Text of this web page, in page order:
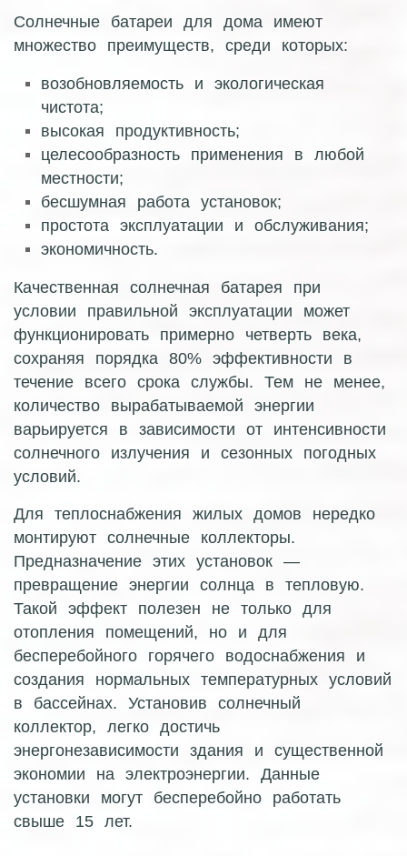
Солнечные батареи для дома имеют
множество преимуществ, среди которых:
возобновляемость и экологическая
чистота;
высокая продуктивность;
целесообразность применения в любой
местности;
бесшумная работа установок;
простота эксплуатации и обслуживания;
экономичность.
Качественная солнечная батарея при
условии правильной эксплуатации может
функционировать примерно четверть века,
сохраняя порядка 80% эффективности в
течение всего срока службы. Тем не менее,
количество вырабатываемой энергии
варьируется в зависимости от интенсивности
солнечного излучения и сезонных погодных
условий.
Для теплоснабжения жилых домов нередко
монтируют солнечные коллекторы.
Предназначение этих установок —
превращение энергии солнца в тепловую.
Такой эффект полезен не только для
отопления помещений, но и для
бесперебойного горячего водоснабжения и
создания нормальных температурных условий
в бассейнах. Установив солнечный
коллектор, легко достичь
энергонезависимости здания и существенной
экономии на электроэнергии. Данные
установки могут бесперебойно работать
свыше 15 лет.